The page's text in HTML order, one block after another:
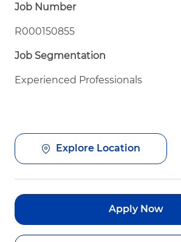
Job Number
R000150855
Job Segmentation
Experienced Professionals
Explore Location
Apply Now